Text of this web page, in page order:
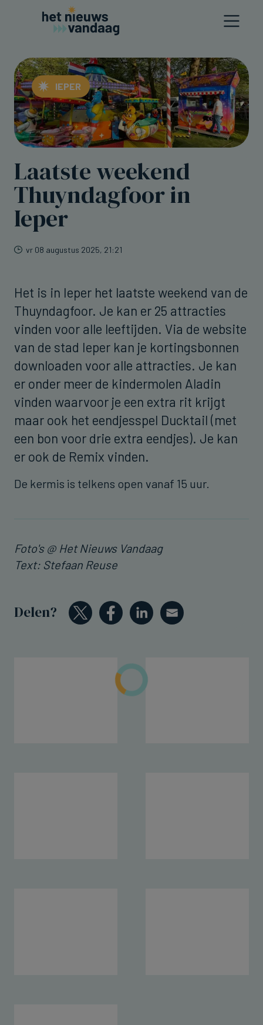
IEPER
Laatste weekend
Thuyndagfoor in
Ieper
vr 08 augustus 2025, 21:21
Het is in Ieper het laatste weekend van de
Thuyndagfoor. Je kan er 25 attracties
vinden voor alle leeftijden. Via de website
van de stad Ieper kan je kortingsbonnen
downloaden voor alle attracties. Je kan
er onder meer de kindermolen Aladin
vinden waarvoor je een extra rit krijgt
maar ook het eendjesspel Ducktail (met
een bon voor drie extra eendjes). Je kan
er ook de Remix vinden.
De kermis is telkens open vanaf 15 uur.
Foto's @ Het Nieuws Vandaag
Text: Stefaan Reuse
Delen?